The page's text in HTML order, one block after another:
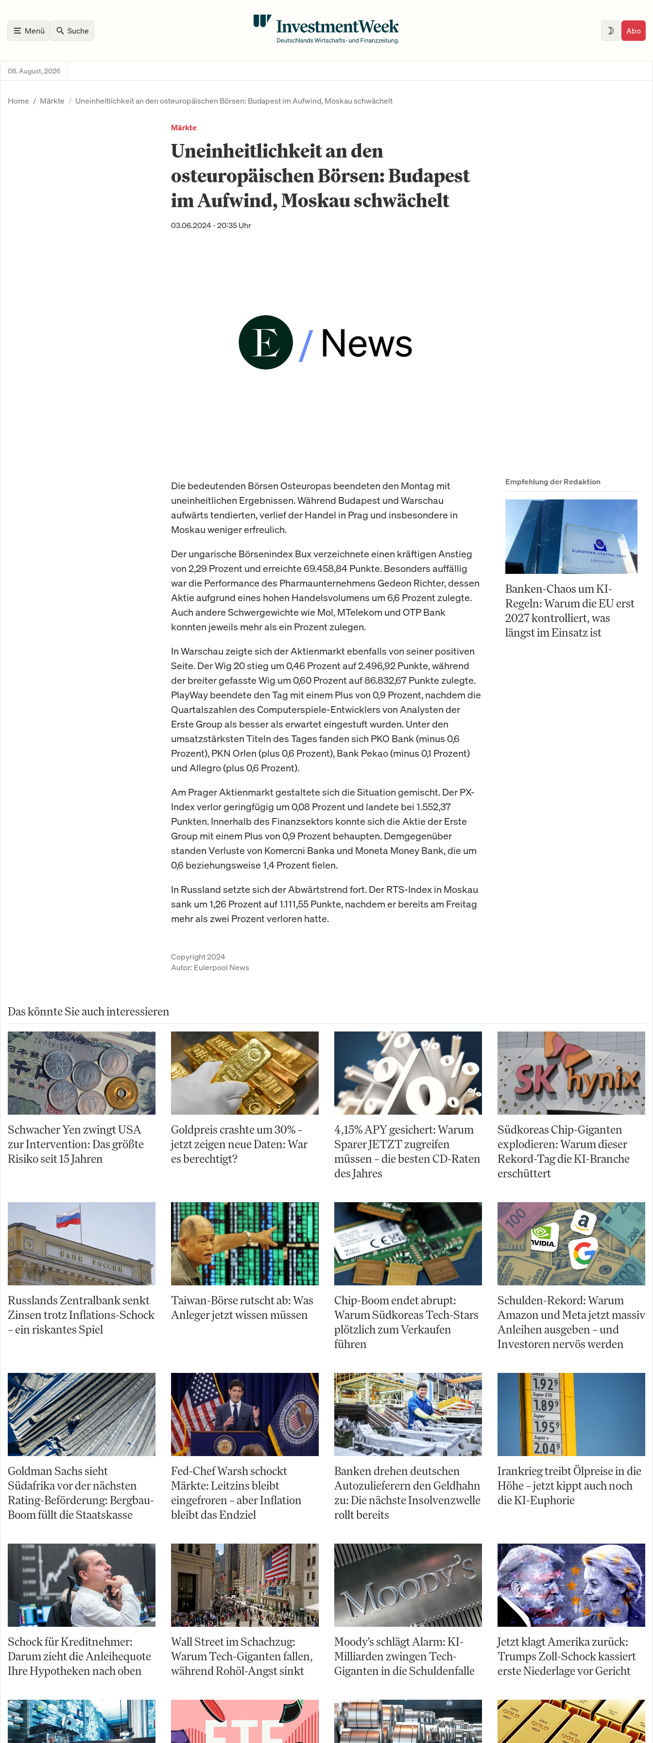
Menü Suche Abo
08. August, 2026
Home Märkte Uneinheitlichkeit an den osteuropäischen Börsen: Budapest im Aufwind, Moskau schwächelt
Märkte
Uneinheitlichkeit an den
osteuropäischen Börsen: Budapest
im Aufwind, Moskau schwächelt
03.06.2024 - 20:35 Uhr
Die bedeutenden Börsen Osteuropas beendeten den Montag mit
uneinheitlichen Ergebnissen. Während Budapest und Warschau
aufwärts tendierten, verlief der Handel in Prag und insbesondere in
Moskau weniger erfreulich.
Der ungarische Börsenindex Bux verzeichnete einen kräftigen Anstieg
von 2,29 Prozent und erreichte 69.458,84 Punkte. Besonders auffällig
war die Performance des Pharmaunternehmens Gedeon Richter, dessen
Aktie aufgrund eines hohen Handelsvolumens um 6,6 Prozent zulegte.
Auch andere Schwergewichte wie Mol, MTelekom und OTP Bank
konnten jeweils mehr als ein Prozent zulegen.
In Warschau zeigte sich der Aktienmarkt ebenfalls von seiner positiven
Seite. Der Wig 20 stieg um 0,46 Prozent auf 2.496,92 Punkte, während
der breiter gefasste Wig um 0,60 Prozent auf 86.832,67 Punkte zulegte.
PlayWay beendete den Tag mit einem Plus von 0,9 Prozent, nachdem die
Quartalszahlen des Computerspiele-Entwicklers von Analysten der
Erste Group als besser als erwartet eingestuft wurden. Unter den
umsatzstärksten Titeln des Tages fanden sich PKO Bank (minus 0,6
Prozent), PKN Orlen (plus 0,6 Prozent), Bank Pekao (minus 0,1 Prozent)
und Allegro (plus 0,6 Prozent).
Am Prager Aktienmarkt gestaltete sich die Situation gemischt. Der PX-
Index verlor geringfügig um 0,08 Prozent und landete bei 1.552,37
Punkten. Innerhalb des Finanzsektors konnte sich die Aktie der Erste
Group mit einem Plus von 0,9 Prozent behaupten. Demgegenüber
standen Verluste von Komercni Banka und Moneta Money Bank, die um
0,6 beziehungsweise 1,4 Prozent fielen.
In Russland setzte sich der Abwärtstrend fort. Der RTS-Index in Moskau
sank um 1,26 Prozent auf 1.111,55 Punkte, nachdem er bereits am Freitag
mehr als zwei Prozent verloren hatte.
Copyright 2024
Autor: Eulerpool News
Empfehlung der Redaktion
Banken-Chaos um KI-
Regeln: Warum die EU erst
2027 kontrolliert, was
längst im Einsatz ist
Das könnte Sie auch interessieren
Schwacher Yen zwingt USA
zur Intervention: Das größte
Risiko seit 15 Jahren
Goldpreis crashte um 30% –
jetzt zeigen neue Daten: War
es berechtigt?
4,15% APY gesichert: Warum
Sparer JETZT zugreifen
müssen – die besten CD-Raten
des Jahres
Südkoreas Chip-Giganten
explodieren: Warum dieser
Rekord-Tag die KI-Branche
erschüttert
Russlands Zentralbank senkt
Zinsen trotz Inflations-Schock
– ein riskantes Spiel
Taiwan-Börse rutscht ab: Was
Anleger jetzt wissen müssen
Chip-Boom endet abrupt:
Warum Südkoreas Tech-Stars
plötzlich zum Verkaufen
führen
Schulden-Rekord: Warum
Amazon und Meta jetzt massiv
Anleihen ausgeben – und
Investoren nervös werden
Goldman Sachs sieht
Südafrika vor der nächsten
Rating-Beförderung: Bergbau-
Boom füllt die Staatskasse
Fed-Chef Warsh schockt
Märkte: Leitzins bleibt
eingefroren – aber Inflation
bleibt das Endziel
Banken drehen deutschen
Autozulieferern den Geldhahn
zu: Die nächste Insolvenzwelle
rollt bereits
Irankrieg treibt Ölpreise in die
Höhe – jetzt kippt auch noch
die KI-Euphorie
Schock für Kreditnehmer:
Darum zieht die Anleihequote
Ihre Hypotheken nach oben
Wall Street im Schachzug:
Warum Tech-Giganten fallen,
während Rohöl-Angst sinkt
Moody's schlägt Alarm: KI-
Milliarden zwingen Tech-
Giganten in die Schuldenfalle
Jetzt klagt Amerika zurück:
Trumps Zoll-Schock kassiert
erste Niederlage vor Gericht